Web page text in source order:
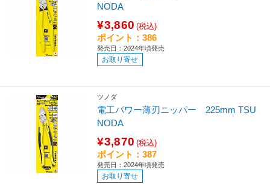
NODA
¥3,860 (税込)
ポイント：386
発売日：2024年頃発売
お取り寄せ
ツノダ
電工パワー薄刃ニッパー 225mm TSU
NODA
¥3,870 (税込)
ポイント：387
発売日：2024年頃発売
お取り寄せ